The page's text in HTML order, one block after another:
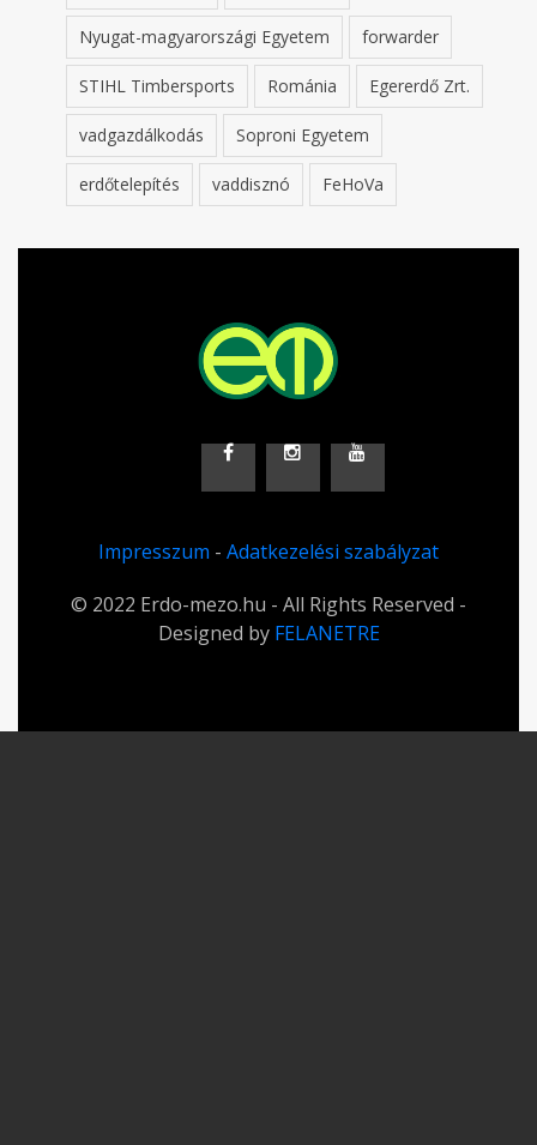
Nyugat-magyarországi Egyetem forwarder
STIHL Timbersports Románia Egererdő Zrt.
vadgazdálkodás Soproni Egyetem
erdőtelepítés vaddisznó FeHoVa
Impresszum - Adatkezelési szabályzat
© 2022 Erdo-mezo.hu - All Rights Reserved -
Designed by FELANETRE